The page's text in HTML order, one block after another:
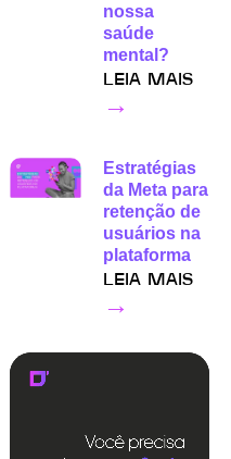
nossa
saúde
mental?
LEIA MAIS
→
Estratégias
da Meta para
retenção de
usuários na
plataforma
LEIA MAIS
→